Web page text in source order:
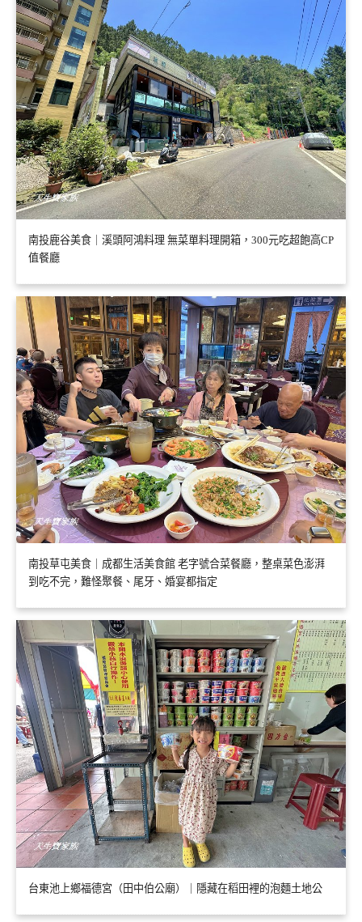
南投鹿谷美食｜溪頭阿鴻料理 無菜單料理開箱，300元吃超飽高CP
值餐廳
南投草屯美食｜成都生活美食館 老字號合菜餐廳，整桌菜色澎湃
到吃不完，難怪聚餐、尾牙、婚宴都指定
台東池上鄉福德宮（田中伯公廟）｜隱藏在稻田裡的泡麵土地公